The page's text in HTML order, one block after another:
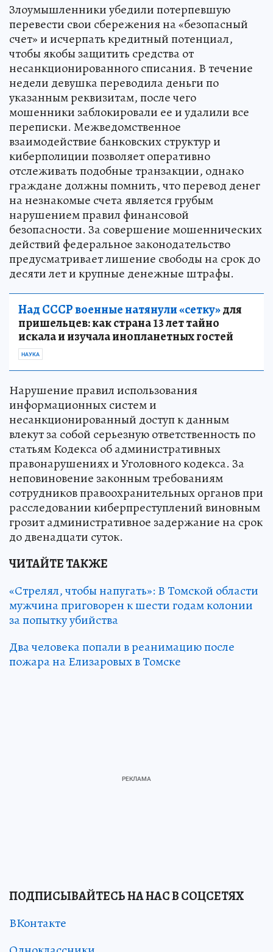
Злоумышленники убедили потерпевшую
перевести свои сбережения на «безопасный
счет» и исчерпать кредитный потенциал,
чтобы якобы защитить средства от
несанкционированного списания. В течение
недели девушка переводила деньги по
указанным реквизитам, после чего
мошенники заблокировали ее и удалили все
переписки. Межведомственное
взаимодействие банковских структур и
киберполиции позволяет оперативно
отслеживать подобные транзакции, однако
граждане должны помнить, что перевод денег
на незнакомые счета является грубым
нарушением правил финансовой
безопасности. За совершение мошеннических
действий федеральное законодательство
предусматривает лишение свободы на срок до
десяти лет и крупные денежные штрафы.
Над СССР военные натянули «сетку»для
пришельцев: как страна 13 лет тайно
искала и изучала инопланетных гостей
НАУКА
Нарушение правил использования
информационных систем и
несанкционированный доступ к данным
влекут за собой серьезную ответственность по
статьям Кодекса об административных
правонарушениях и Уголовного кодекса. За
неповиновение законным требованиям
сотрудников правоохранительных органов при
расследовании киберпреступлений виновным
грозит административное задержание на срок
до двенадцати суток.
ЧИТАЙТЕ ТАКЖЕ
«Стрелял, чтобы напугать»: В Томской области
мужчина приговорен к шести годам колонии
за попытку убийства
Два человека попали в реанимацию после
пожара на Елизаровых в Томске
ПОДПИСЫВАЙТЕСЬ НА НАС В СОЦСЕТЯХ
ВКонтакте